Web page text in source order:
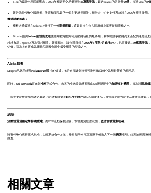
a16z的最新年度回顧顯示，2024年穩定幣交易量達到46萬億美元，超過PayPal的吞吐量20倍，接近Visa的3倍
報告強調代幣化國庫券、股票和商品是下一個主要增長階段，預計去中心化支付系統將在2026年廣泛使用。
機構試點加速：
摩根大通最近在Solana上發行了一份商業票據，這是首次在公共區塊鏈上部署短期債務之一。
Bitwise強調Solana的性能改進使應用程序能夠利用網絡容量的最終層，釋放出競爭網絡尚未匹配的邊際流動
超越市場，SpaceX再次引起關注。報導指出，該公司目標在2026年6月至7月進行IPO，估值接近1.50萬億美元，
估值，這次上市正成為傳統和新興金融中最受關注的辯論之一。
Alpha觀察
Morpho已啟用針對Polymarket頭寸的借貸，允許市場參與者將預測性敞口轉化為額外策略的抵押品。
同時， Sei Network宣布與小米正式合作。未來的小米設備將預裝由Sei團隊開發的加密支付應用 ，首次將區塊鏈
一家主要的離岸場地通過其簡化的儲蓄線提供10%年利率的靈活USDT產品，儘管其他地方的美元收益率收緊，
結語
流動性通過穩定幣持續重建，而ETF流動保持謹慎，市場處於觀望狀態， 監管信號逐漸明確。
隨著代幣化獲得正式批准，生態系統合作加速，條件顯示市場正逐漸準備進入下一個擴張週期。短期波動對整
推進。
相關文章